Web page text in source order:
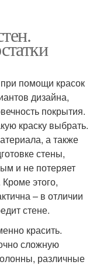
помощи красок
дизайна,
покрытия.
краску выбрать.
а также
стены,
и не потеряет
этого,
– в отличии
стене.
красить.
сложную
различные